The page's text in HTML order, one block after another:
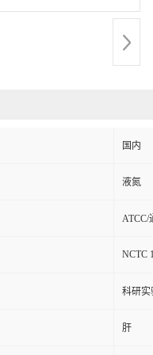
国内
液氮
ATCC/
NCTC
科研实
肝